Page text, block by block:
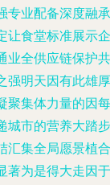
专业配备深度融承
让食堂标准展示企
业全供应链保护共
强明天因有此雄厚
聚集体力量的因每
城市的营养大踏步
汇集全局愿景植合
著为是得大走因于